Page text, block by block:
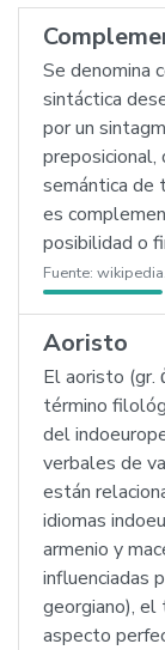
Se denomina
sintáctica
por un
preposicional,
semántica de
es
posibilidad o
Fuente:
Aoristo
El aoristo (gr.
término
del
verbales de
están
idiomas
armenio y
influenciadas
georgiano),
aspecto